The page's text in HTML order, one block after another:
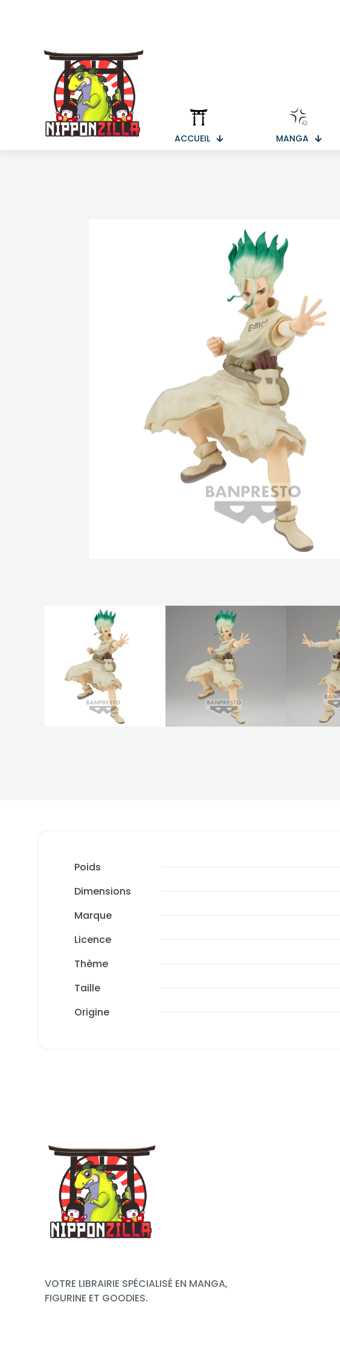
ACCUEIL MANGA
Poids
Dimensions
Marque
Licence
Thème
Taille
Origine
VOTRE LIBRAIRIE SPÉCIALISÉ EN MANGA,
FIGURINE ET GOODIES.